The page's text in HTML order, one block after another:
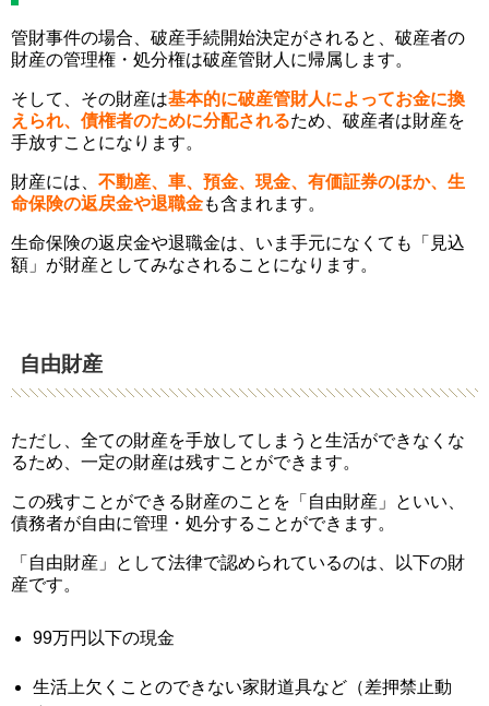
管財事件の場合、破産手続開始決定がされると、破産者の
財産の管理権・処分権は破産管財人に帰属します。
そして、その財産は基本的に破産管財人によってお金に換
えられ、債権者のために分配されるため、破産者は財産を
手放すことになります。
財産には、 不動産、車、預金、現金、有価証券のほか、生
命保険の返戻金や退職金も含まれます。
生命保険の返戻金や退職金は、いま手元になくても「見込
額」が財産としてみなされることになります。
自由財産
ただし、全ての財産を手放してしまうと生活ができなくな
るため、一定の財産は残すことができます。
この残すことができる財産のことを「自由財産」といい、
債務者が自由に管理・処分することができます。
「自由財産」として法律で認められているのは、以下の財
産です。
99万円以下の現金
生活上欠くことのできない家財道具など（差押禁止動